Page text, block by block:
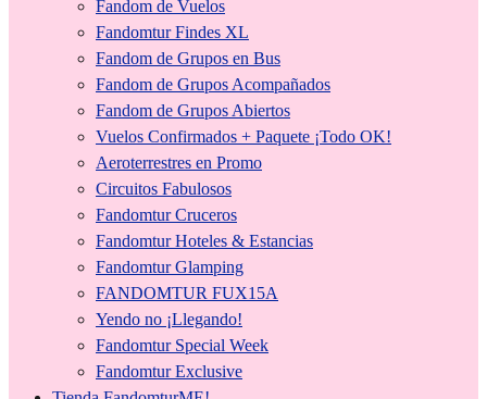
Fandom de Vuelos
Fandomtur Findes XL
Fandom de Grupos en Bus
Fandom de Grupos Acompañados
Fandom de Grupos Abiertos
Vuelos Confirmados + Paquete ¡Todo OK!
Aeroterrestres en Promo
Circuitos Fabulosos
Fandomtur Cruceros
Fandomtur Hoteles & Estancias
Fandomtur Glamping
FANDOMTUR FUX15A
Yendo no ¡Llegando!
Fandomtur Special Week
Fandomtur Exclusive